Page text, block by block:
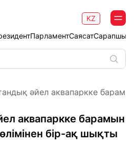
ПарламентСаясат
KZ
әйел аквапаркке
аквапаркке барамын
бір-ақ шықты